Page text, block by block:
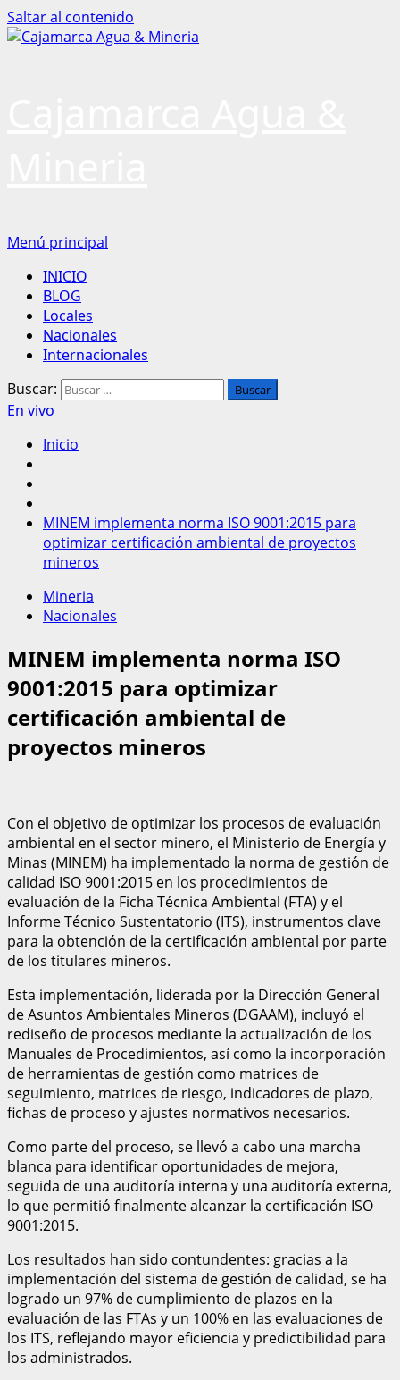
Saltar al contenido
Menú principal
INICIO
BLOG
Locales
Nacionales
Internacionales
Buscar:
En vivo
Inicio
MINEM implementa norma ISO 9001:2015 para
optimizar certificación ambiental de proyectos
mineros
Mineria
Nacionales
MINEM implementa norma ISO
9001:2015 para optimizar
certificación ambiental de
proyectos mineros
Con el objetivo de optimizar los procesos de evaluación
ambiental en el sector minero, el Ministerio de Energía y
Minas (MINEM) ha implementado la norma de gestión de
calidad ISO 9001:2015 en los procedimientos de
evaluación de la Ficha Técnica Ambiental (FTA) y el
Informe Técnico Sustentatorio (ITS), instrumentos clave
para la obtención de la certificación ambiental por parte
de los titulares mineros.
Esta implementación, liderada por la Dirección General
de Asuntos Ambientales Mineros (DGAAM), incluyó el
rediseño de procesos mediante la actualización de los
Manuales de Procedimientos, así como la incorporación
de herramientas de gestión como matrices de
seguimiento, matrices de riesgo, indicadores de plazo,
fichas de proceso y ajustes normativos necesarios.
Como parte del proceso, se llevó a cabo una marcha
blanca para identificar oportunidades de mejora,
seguida de una auditoría interna y una auditoría externa,
lo que permitió finalmente alcanzar la certificación ISO
9001:2015.
Los resultados han sido contundentes: gracias a la
implementación del sistema de gestión de calidad, se ha
logrado un 97% de cumplimiento de plazos en la
evaluación de las FTAs y un 100% en las evaluaciones de
los ITS, reflejando mayor eficiencia y predictibilidad para
los administrados.